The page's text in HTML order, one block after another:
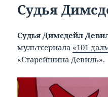
Судья
Судья Димсдейл
мультсериала «101
«Старейшина Девиль».